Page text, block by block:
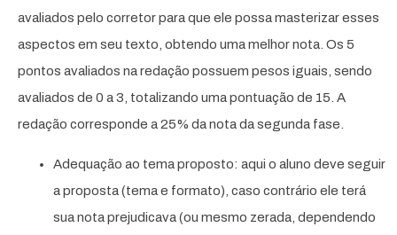
avaliados pelo corretor para que ele possa masterizar esses
aspectos em seu texto, obtendo uma melhor nota. Os 5
pontos avaliados na redação possuem pesos iguais, sendo
avaliados de 0 a 3, totalizando uma pontuação de 15. A
redação corresponde a 25% da nota da segunda fase.
Adequação ao tema proposto: aqui o aluno deve seguir
a proposta (tema e formato), caso contrário ele terá
sua nota prejudicava (ou mesmo zerada, dependendo